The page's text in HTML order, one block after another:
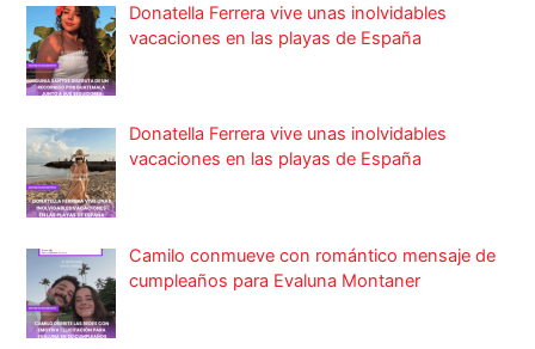
Donatella Ferrera vive unas inolvidables
vacaciones en las playas de España
Donatella Ferrera vive unas inolvidables
vacaciones en las playas de España
Camilo conmueve con romántico mensaje de
cumpleaños para Evaluna Montaner